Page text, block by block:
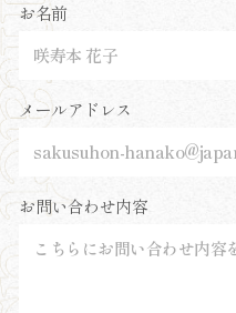
お名前
メールアドレス
お問い合わせ内容